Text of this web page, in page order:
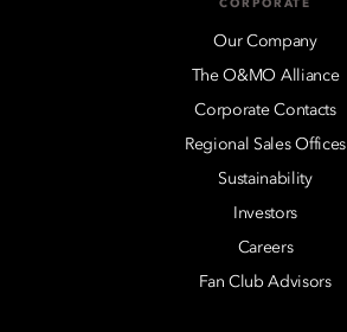
CORPORATE
Our Company
The O&MO Alliance
Corporate Contacts
Regional Sales Offices
Sustainability
Investors
Careers
Fan Club Advisors